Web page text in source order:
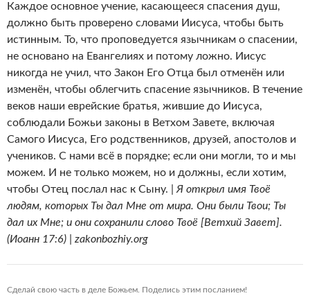
Каждое основное учение, касающееся спасения душ,
должно быть проверено словами Иисуса, чтобы быть
истинным. То, что проповедуется язычникам о спасении,
не основано на Евангелиях и потому ложно. Иисус
никогда не учил, что Закон Его Отца был отменён или
изменён, чтобы облегчить спасение язычников. В течение
веков наши еврейские братья, жившие до Иисуса,
соблюдали Божьи законы в Ветхом Завете, включая
Самого Иисуса, Его родственников, друзей, апостолов и
учеников. С нами всё в порядке; если они могли, то и мы
можем. И не только можем, но и должны, если хотим,
чтобы Отец послал нас к Сыну. | Я открыл имя Твоё
людям, которых Ты дал Мне от мира. Они были Твои; Ты
дал их Мне; и они сохранили слово Твоё [Ветхий Завет].
(Иоанн 17:6) | zakonbozhiy.org
Сделай свою часть в деле Божьем. Поделись этим посланием!